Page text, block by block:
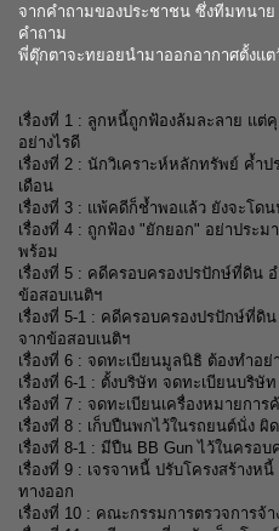
จากคำถามของประชาชน ซึ่งทีมทนาย
คำถาม
พี่ตุ๊กตาจะทยอยนำมาออกอากาศตั้งแต
เรื่องที่ 1 : ลูกหนี้ถูกฟ้องล้มละลาย แต่
อย่างไรดี
เรื่องที่ 2 : นักวิเคราะห์หลักทรัพย์ ค้ำป
เดือน
เรื่องที่ 3 : แพ้คดีก็ช้ำพอแล้ว ยังจะโด
เรื่องที่ 4 : ถูกฟ้อง "ยักยอก" อย่าประ
พร้อม
เรื่องที่ 5 : คดีครอบครองปรปักษ์ที่ดิน อ
ข้อสอบเนติฯ
เรื่องที่ 5-1 : คดีครอบครองปรปักษ์ที่ดิ
จากข้อสอบเนติฯ
เรื่องที่ 6 : จดทะเบียนมูลนิธิ ต้องทำอย่
เรื่องที่ 6-1 : ตั้งบริษัท จดทะเบียนบริษัท
เรื่องที่ 7 : จดทะเบียนเครื่องหมายการ
เรื่องที่ 8 : เก็บปืนพกไว้ในรถยนต์นั่ง ผิ
เรื่องที่ 8-1 : มีปืน BB Gun ไว้ในครอบ
เรื่องที่ 9 : เจรจาหนี้ ปรับโครงสร้างห
ทางออก
เรื่องที่ 10 : คณะกรรมการตรวจการจ้